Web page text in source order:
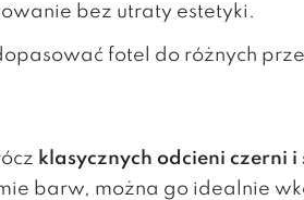
bez utraty estetyki.
fotel do różnych
klasycznych odcieni czerni i
barw, można go idealnie